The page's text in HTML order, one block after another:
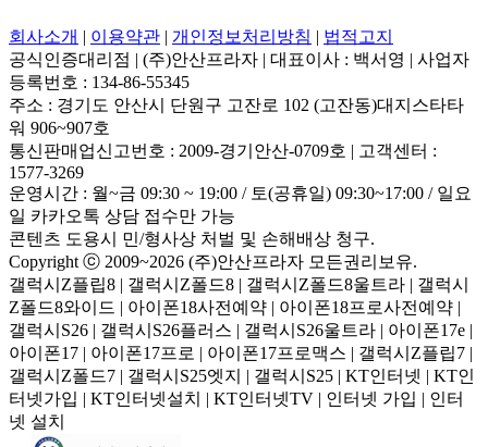
회사소개 | 이용약관 | 개인정보처리방침 | 법적고지
공식인증대리점 | (주)안산프라자 | 대표이사 : 백서영 | 사업자
등록번호 : 134-86-55345
주소 : 경기도 안산시 단원구 고잔로 102 (고잔동)대지스타타
워 906~907호
통신판매업신고번호 : 2009-경기안산-0709호 | 고객센터 :
1577-3269
운영시간 : 월~금 09:30 ~ 19:00 / 토(공휴일) 09:30~17:00 / 일요
일 카카오톡 상담 접수만 가능
콘텐츠 도용시 민/형사상 처벌 및 손해배상 청구.
Copyright ⓒ 2009~2026 (주)안산프라자 모든권리보유.
갤럭시Z플립8 | 갤럭시Z폴드8 | 갤럭시Z폴드8울트라 | 갤럭시
Z폴드8와이드 | 아이폰18사전예약 | 아이폰18프로사전예약 |
갤럭시S26 | 갤럭시S26플러스 | 갤럭시S26울트라 | 아이폰17e |
아이폰17 | 아이폰17프로 | 아이폰17프로맥스 | 갤럭시Z플립7 |
갤럭시Z폴드7 | 갤럭시S25엣지 | 갤럭시S25 | KT인터넷 | KT인
터넷가입 | KT인터넷설치 | KT인터넷TV | 인터넷 가입 | 인터
넷 설치